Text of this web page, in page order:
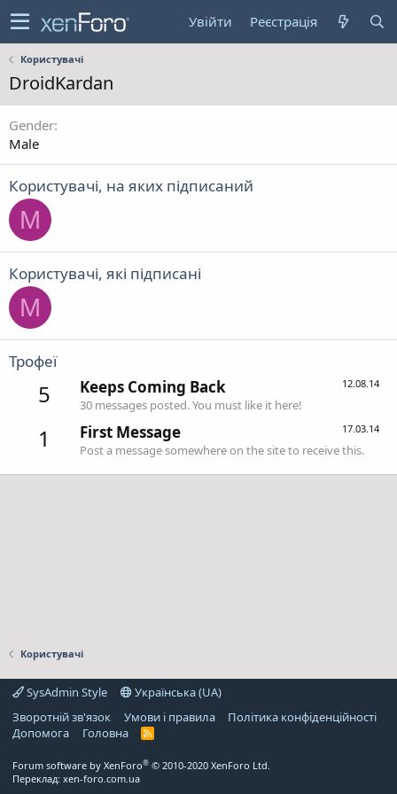
Увійти Реєстрація
Користувачі
DroidKardan
Gender
Male
Користувачі, на яких підписаний
M
Користувачі, які підписані
M
Трофеї
5 12.08.14
Keeps Coming Back
30 messages posted. You must like it here!
1 17.03.14
First Message
Post a message somewhere on the site to receive this.
Користувачі
SysAdmin Style
Українська (UA)
Зворотній зв'язок
Умови і правила
Політика конфіденційності
Дoпoмoга
Головна
R
Forum software by XenForo® © 2010-2020 XenForo Ltd.
Переклад: xen-foro.com.ua